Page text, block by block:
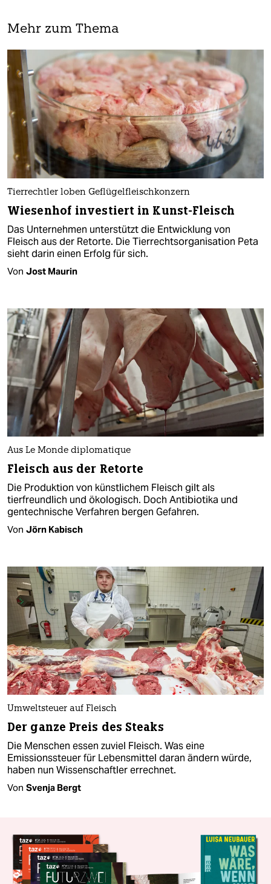
Mehr zum Thema
Tierrechtler loben Geflügelfleischkonzern
Wiesenhof investiert in Kunst-Fleisch
Das Unternehmen unterstützt die Entwicklung von
Fleisch aus der Retorte. Die Tierrechtsorganisation Peta
sieht darin einen Erfolg für sich.
Von Jost Maurin
Aus Le Monde diplomatique
Fleisch aus der Retorte
Die Produktion von künstlichem Fleisch gilt als
tierfreundlich und ökologisch. Doch Antibiotika und
gentechnische Verfahren bergen Gefahren.
Von Jörn Kabisch
Umweltsteuer auf Fleisch
Der ganze Preis des Steaks
Die Menschen essen zuviel Fleisch. Was eine
Emissionssteuer für Lebensmittel daran ändern würde,
haben nun Wissenschaftler errechnet.
Von Svenja Bergt